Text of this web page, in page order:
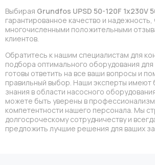
Выбирая Grundfos UPSD 50-120F 1x230V
гарантированное качество и
многочисленными положительными
клиентов.
Обратитесь к нашим специалистам для
подбора оптимального оборудования
готовы ответить на все ваши вопросы и
правильный выбор. Наши эксперты имеют
знания в области насосного
можете быть уверены в
компетентности нашего персонала. Мы
долгосроческому сотрудничеству и
предложить лучшие решения для ваших